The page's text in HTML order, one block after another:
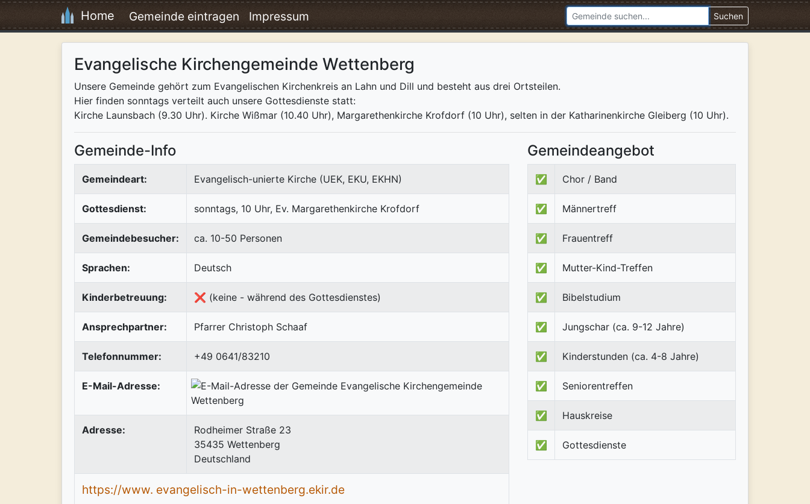
Home Gemeinde eintragen Impressum Suchen
Evangelische Kirchengemeinde Wettenberg
Unsere Gemeinde gehört zum Evangelischen Kirchenkreis an Lahn und Dill und besteht aus drei Ortsteilen.
Hier finden sonntags verteilt auch unsere Gottesdienste statt:
Kirche Launsbach (9.30 Uhr). Kirche Wißmar (10.40 Uhr), Margarethenkirche Krofdorf (10 Uhr), selten in der Katharinenkirche Gleiberg (10 Uhr).
Gemeinde-Info
Gemeindeart: Evangelisch-unierte Kirche (UEK, EKU, EKHN)
Gottesdienst: sonntags, 10 Uhr, Ev. Margarethenkirche Krofdorf
Gemeindebesucher: ca. 10-50 Personen
Sprachen: Deutsch
Kinderbetreuung: ❌ (keine - während des Gottesdienstes)
Ansprechpartner: Pfarrer Christoph Schaaf
Telefonnummer: +49 0641/83210
E-Mail-Adresse:
Adresse:
Rodheimer Straße 23
35435 Wettenberg
Deutschland
https://www. evangelisch-in-wettenberg.ekir.de
Gemeindeangebot
✅ Chor / Band
✅ Männertreff
✅ Frauentreff
✅ Mutter-Kind-Treffen
✅ Bibelstudium
✅ Jungschar (ca. 9-12 Jahre)
✅ Kinderstunden (ca. 4-8 Jahre)
✅ Seniorentreffen
✅ Hauskreise
✅ Gottesdienste